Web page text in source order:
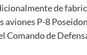
de
aviones P-8
Comando de